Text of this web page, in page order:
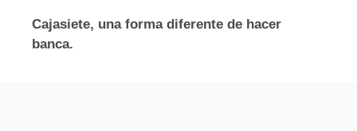
Cajasiete, una forma diferente de hacer
banca.